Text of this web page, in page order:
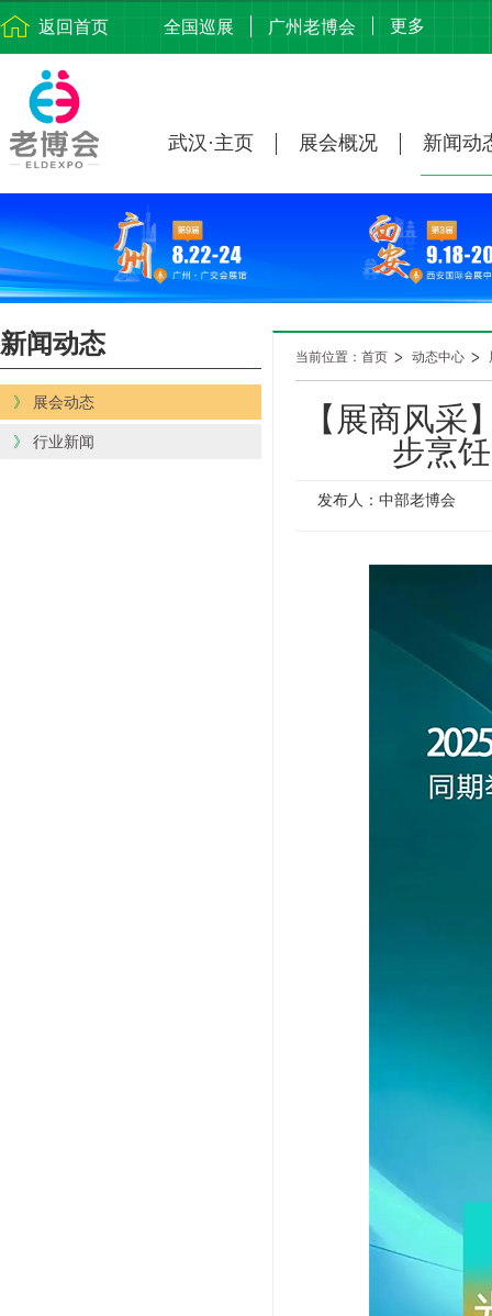
返回首页 全国巡展 广州老博会 更多
武汉·主页 展会概况 新闻动
新闻动态
》 展会动态
》 行业新闻
当前位置：首页 动态中心
【展商风
步烹
发布人：中部老博会